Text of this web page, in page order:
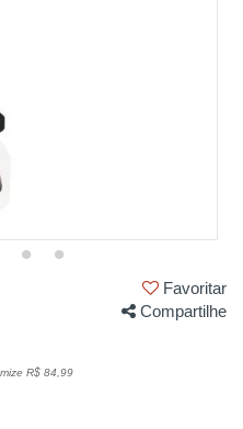
Favoritar
Compartilhe
R$ 84,99